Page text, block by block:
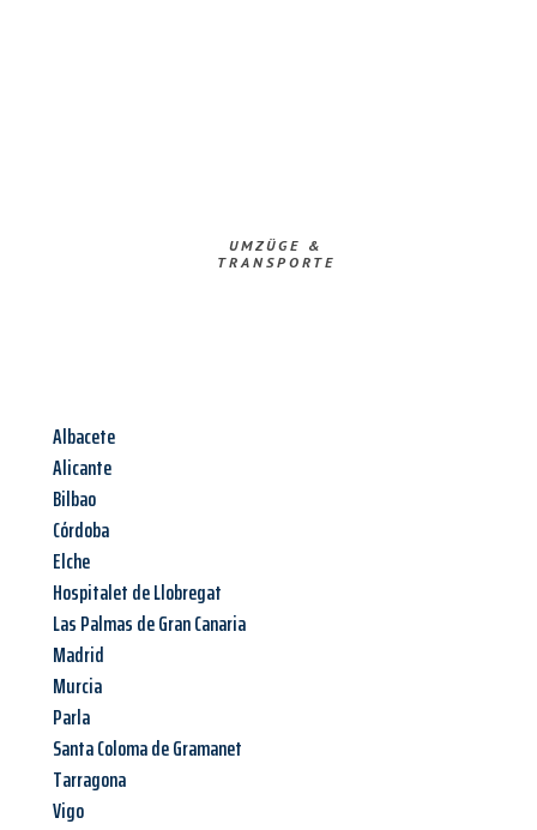
UMZÜGE &
TRANSPORTE
Albacete
Alicante
Bilbao
Córdoba
Elche
Hospitalet de Llobregat
Las Palmas de Gran Canaria
Madrid
Murcia
Parla
Santa Coloma de Gramanet
Tarragona
Vigo